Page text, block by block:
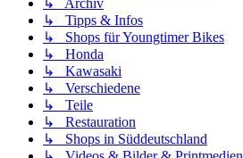
↳ Tipps & Infos
↳ Shops für Youngtimer Bikes
↳ Honda
↳ Kawasaki
↳ Verschiedene
↳ Teile
↳ Restauration
↳ Shops in Süddeutschland